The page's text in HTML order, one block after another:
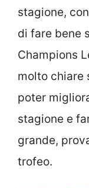
stagione,
di fare bene
Champions
molto chiare
poter
stagione e
grande,
trofeo.